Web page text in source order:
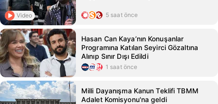
Video 5 saat önce
Hasan Can Kaya’nın Konuşanlar
Programına Katılan Seyirci Gözaltına
Alınıp Sınır Dışı Edildi
1 saat önce
Milli Dayanışma Kanun Teklifi TBMM
Adalet Komisyonu'na geldi